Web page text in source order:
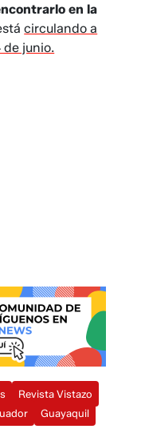
en la
circulando a
junio.
Revista Vistazo
Guayaquil